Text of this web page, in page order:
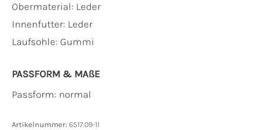
Obermaterial: Leder
Innenfutter: Leder
Laufsohle: Gummi
PASSFORM & MAẞE
Passform: normal
Artikelnummer: 6517.09-11